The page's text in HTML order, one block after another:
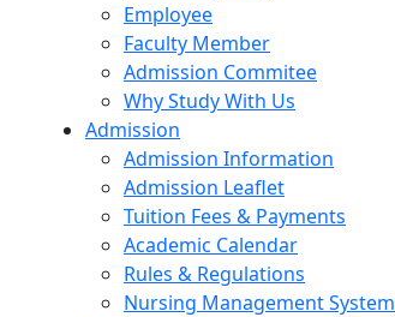
Employee
Faculty Member
Admission Commitee
Why Study With Us
Admission
Admission Information
Admission Leaflet
Tuition Fees & Payments
Academic Calendar
Rules & Regulations
Nursing Management System